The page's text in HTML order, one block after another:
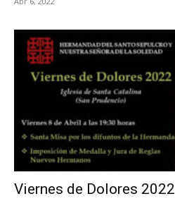
Viernes de Dolores 2022